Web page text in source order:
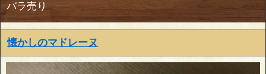
バラ売り
懐かしのマドレーヌ